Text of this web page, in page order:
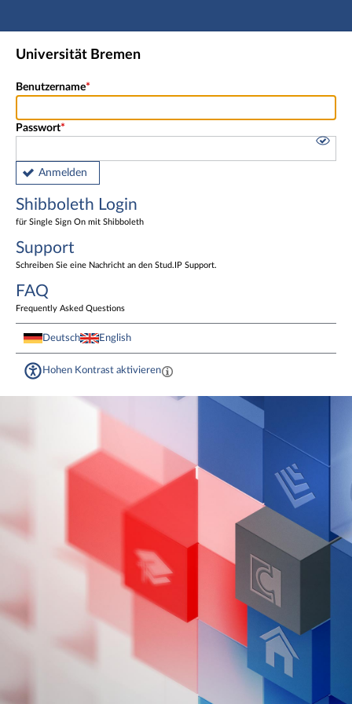
Hauptnavigation
Shibboleth Login
Universität Bremen
Benutzername
Passwort
Anmelden
Shibboleth Login
für Single Sign On mit Shibboleth
Support
Schreiben Sie eine Nachricht an den Stud.IP Support.
FAQ
Frequently Asked Questions
Deutsch English
Hohen Kontrast aktivieren